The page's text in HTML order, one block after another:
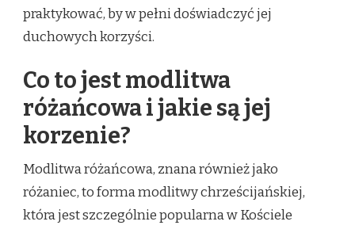
praktykować, by w pełni doświadczyć jej
duchowych korzyści.
Co to jest modlitwa
różańcowa i jakie są jej
korzenie?
Modlitwa różańcowa, znana również jako
różaniec, to forma modlitwy chrześcijańskiej,
która jest szczególnie popularna w Kościele